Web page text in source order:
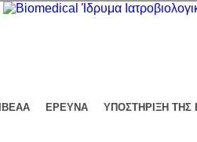
ΙΙΒΕΑΑ ΕΡΕΥΝΑ ΥΠΟΣΤΗΡΙΞΗ ΤΗΣ